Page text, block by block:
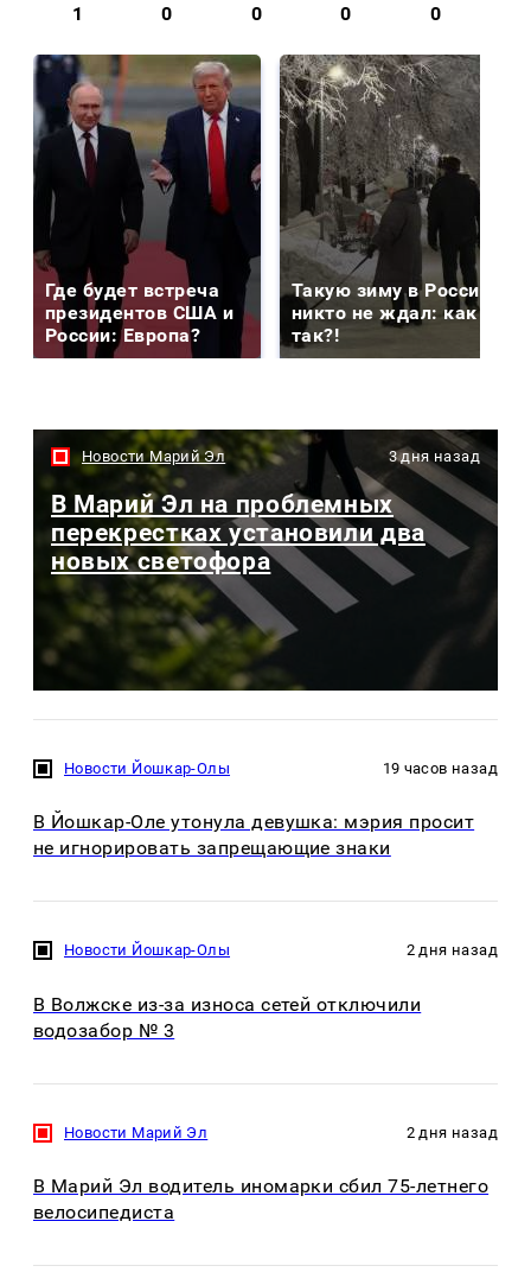
1 0 0 0 0
Где будет встреча
президентов США и
России: Европа?
Такую зиму в России
никто не ждал: как
так?!
Новости Марий Эл 3 дня назад
В Марий Эл на проблемных
перекрестках установили два
новых светофора
Новости Йошкар-Олы 19 часов назад
В Йошкар-Оле утонула девушка: мэрия просит
не игнорировать запрещающие знаки
Новости Йошкар-Олы 2 дня назад
В Волжске из-за износа сетей отключили
водозабор № 3
Новости Марий Эл 2 дня назад
В Марий Эл водитель иномарки сбил 75-летнего
велосипедиста